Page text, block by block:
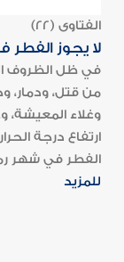
الفتاوى (22)
لا يجوز
في ظل الظروف
من قتل، ودمار،
وغلاء المعيشة،
ارتفاع درجة
الفطر في شهر
للمزيد